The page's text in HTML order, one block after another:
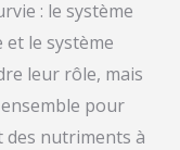
: le système
le système
leur rôle, mais
pour
des nutriments à